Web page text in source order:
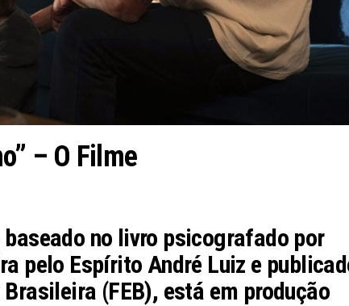
– O Filme
baseado no livro psicografado por
pelo Espírito André Luiz e
(FEB), está em produção